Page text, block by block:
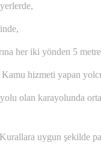
her iki yönden 5
hizmeti yapan yolcu
olan karayolunda
uygun şekilde